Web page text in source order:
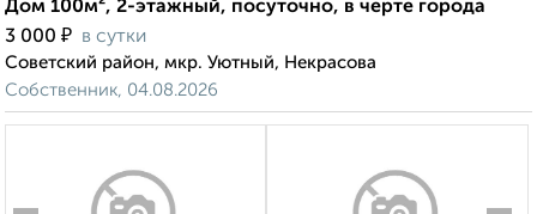
Дом 100м², 2-этажный, посуточно, в черте города
3 000 ₽ в сутки
Советский район, мкр. Уютный, Некрасова
Собственник, 04.08.2026